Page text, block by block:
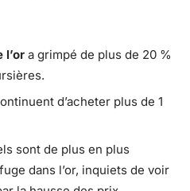
l’or a grimpé de plus de 20 %
d’acheter plus de 1
sont de plus en plus
dans l’or, inquiets de voir